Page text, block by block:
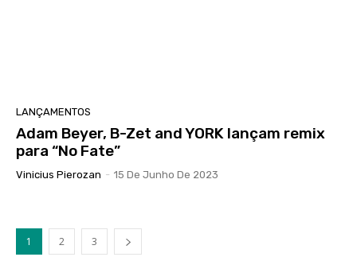
LANÇAMENTOS
Adam Beyer, B-Zet and YORK lançam remix
para “No Fate”
Vinicius Pierozan - 15 De Junho De 2023
1 2 3